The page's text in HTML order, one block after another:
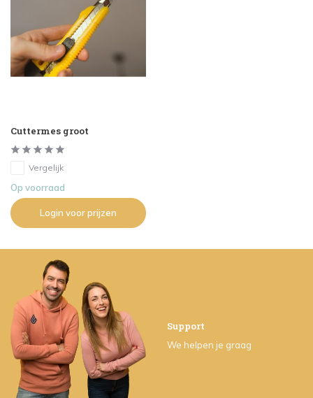
Cuttermes groot
Vergelijk
Op voorraad
Login voor prijzen
Support
We helpen je graag